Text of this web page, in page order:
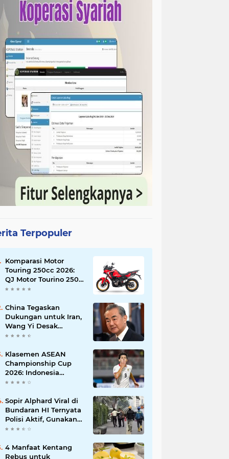
Terpopuler
Komparasi Motor
Touring 250cc 2026:
QJ Motor Tourino 250
DX, Suzuki V-Strom
Versys-X 250?
China Tegaskan
Dukungan untuk Iran,
Wang Yi Desak
Perdamaian Timur
Ketegangan dengan
AS
Klasemen ASEAN
Championship Cup
2026: Indonesia
Menang 5-1, Mitchell
Puncaki Top Skor
Sopir Alphard Viral di
Bundaran HI Ternyata
Polisi Aktif, Gunakan
Pelat Palsu dan Kena
4 Manfaat Kentang
Rebus untuk